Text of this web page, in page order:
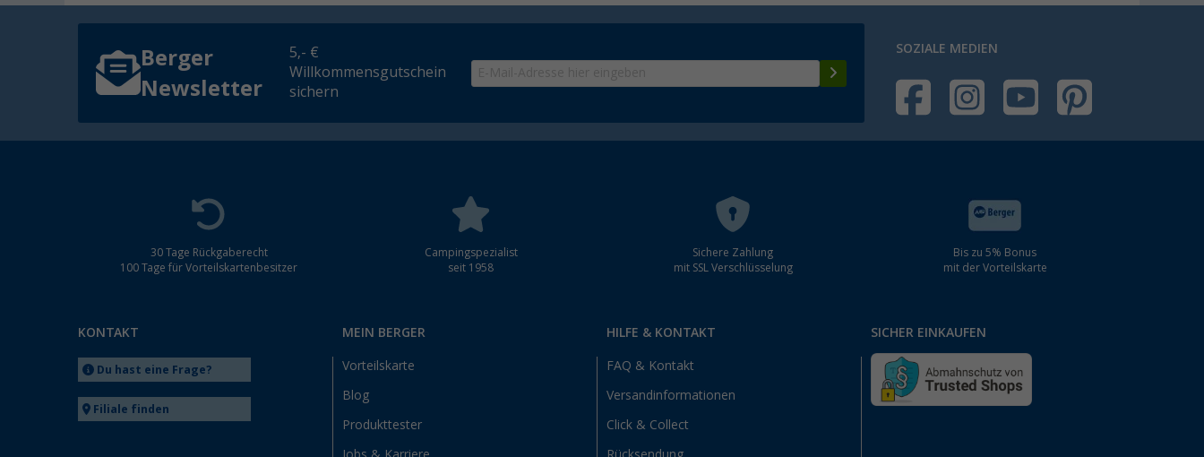
Berger
Newsletter
5,- €
Willkommensgutschein
sichern
SOZIALE MEDIEN
30 Tage Rückgaberecht
100 Tage für Vorteilskartenbesitzer
Campingspezialist
seit 1958
Sichere Zahlung
mit SSL Verschlüsselung
Bis zu 5% Bonus
mit der Vorteilskarte
KONTAKT
Du hast eine Frage?
Filiale finden
MEIN BERGER
Vorteilskarte
Blog
Produkttester
HILFE & KONTAKT
FAQ & Kontakt
Versandinformationen
Click & Collect
SICHER EINKAUFEN